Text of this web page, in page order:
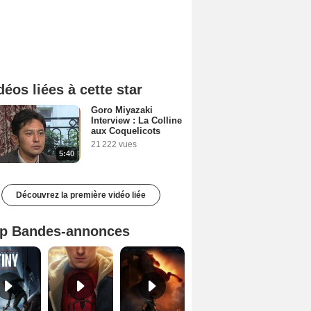
liées à cette star
5:40
Goro Miyazaki
Interview : La Colline
aux Coquelicots
21 222 vues
Découvrez la première vidéo liée
Bandes-annonces
Mutiny Bande-annonce VO STFR Spider-Man: Brand New Day Bande-annonce VO STFR